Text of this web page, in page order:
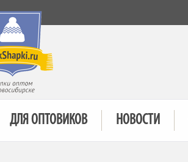
ДЛЯ ОПТОВИКОВ НОВОСТИ